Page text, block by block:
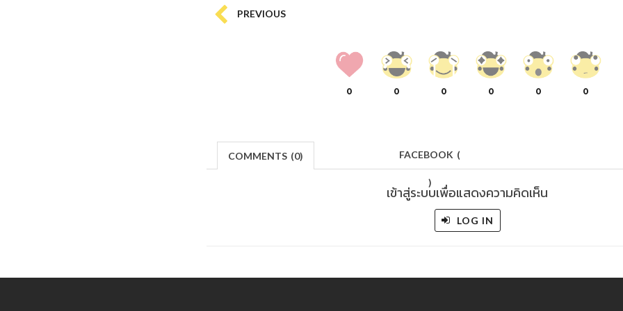
PREVIOUS
0 0 0 0 0 0
COMMENTS (0) FACEBOOK (
)
เข้าสู่ระบบเพื่อแสดงความคิดเห็น
LOG IN